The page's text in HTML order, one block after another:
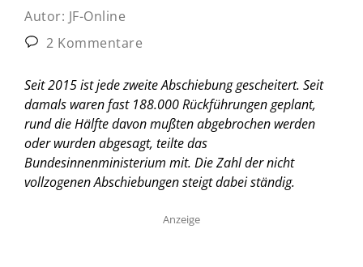
Autor: JF-Online
2 Kommentare
Seit 2015 ist jede zweite Abschiebung gescheitert. Seit
damals waren fast 188.000 Rückführungen geplant,
rund die Hälfte davon mußten abgebrochen werden
oder wurden abgesagt, teilte das
Bundesinnenministerium mit. Die Zahl der nicht
vollzogenen Abschiebungen steigt dabei ständig.
Anzeige